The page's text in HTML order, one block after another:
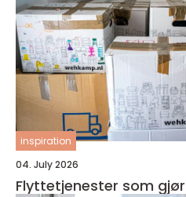
inspiration
04. July 2026
Flyttetjenester som